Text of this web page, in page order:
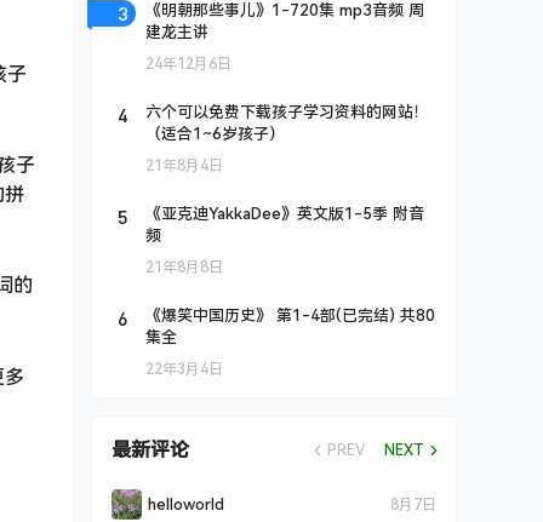
子
子
拼
的
3
《明朝那些事儿》1-720集 mp3音频 周
建龙主讲
24年12月6日
4
六个可以免费下载孩子学习资料的网站！
（适合1~6岁孩子）
21年8月4日
5
《亚克迪YakkaDee》英文版1-5季 附音
频
21年8月8日
6
《爆笑中国历史》 第1-4部(已完结) 共80
集全
22年3月4日
最新评论 PREV NEXT
helloworld 8月7日